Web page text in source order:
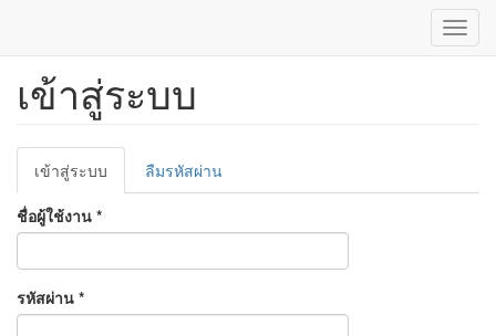
ข้าม
เนื้อหา
เข้าสู่ระบบ
Primary
tabs
เข้าสู่ระบบ
ปัจจุบัน)
ลืมรหัสผ่าน
ชื่อผู้ใช้งาน *
รหัสผ่าน *